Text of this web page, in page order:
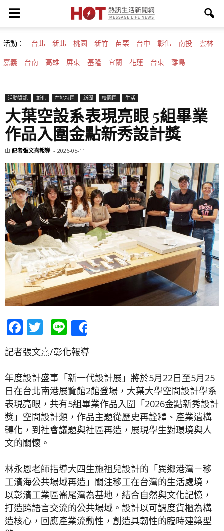
活動： 台北 新北 桃園 新竹 苗栗 台中 彰化 南投 雲林
嘉義 台南 高雄 屏東 基隆 宜蘭 花蓮 台東 離島
活動資訊 彰化 在地特區 新聞 校園區 生活
大葉空設系表現亮眼 5組畢業
作品入圍金點新秀設計獎
由 記者張文熹報導 - 2026-05-11
Facebook
Twitter
Line
記者張文熹/彰化報導
年度設計盛事「新一代設計展」將於5月22日至5月25
日在台北南港展覽館2館登場，大葉大學空間設計學系
表現亮眼，共有5組畢業作品入圍「2026金點新秀設計
獎」空間設計類，作品主題從歷史再詮釋、產業遺構
轉化，到社會議題與社區再造，展現學生對環境與人
文的關懷。
林永恩老師指導大四生施祖兒設計的「異鄉港灣－移
工濱海公共場域再造」關注移工在台灣的生活處境，
以彰濱工業區崙尾灣為基地，結合自然與文化記憶，
打造跨語言交流的公共場域。設計以可調度貨櫃為構
造核心，回應產業流動性，創造具韌性的臨時建築型